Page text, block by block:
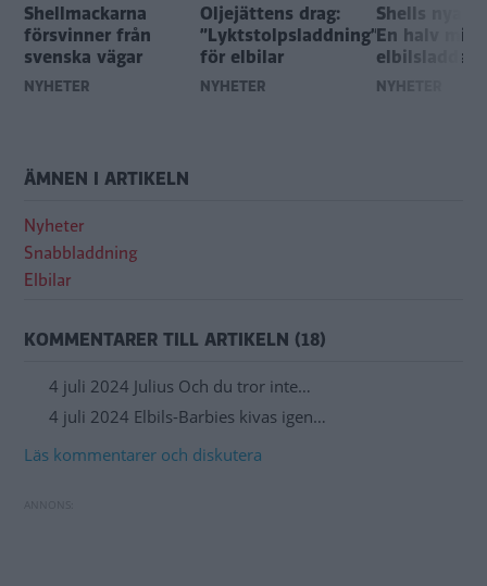
Shellmackarna
försvinner från
svenska vägar
NYHETER
Oljejättens drag:
”Lyktstolpsladdning”
för elbilar
NYHETER
Shells nya
En halv
elbilsladdare
NYHETER
ÄMNEN I ARTIKELN
Nyheter
Snabbladdning
Elbilar
KOMMENTARER TILL ARTIKELN (18)
4 juli 2024 Julius Och du tror inte…
4 juli 2024 Elbils-Barbies kivas igen…
Läs kommentarer och diskutera